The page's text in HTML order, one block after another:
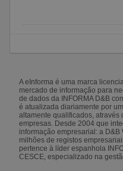
A eInforma é uma marca
mercado de informação para
de dados da INFORMA D&B
é atualizada diariamente por
altamente qualificados, através
empresas. Desde 2004 que
informação empresarial: a
milhões de registos
pertence à líder espanhola
CESCE, especializado na